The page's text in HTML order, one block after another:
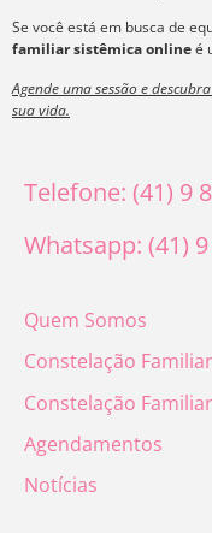
Se você está em busca de
familiar sistêmica onlineé
Agende uma sessão e
sua vida.
Telefone: (41) 9
Whatsapp: (41)
Quem Somos
Constelação
Constelação
Agendamentos
Notícias